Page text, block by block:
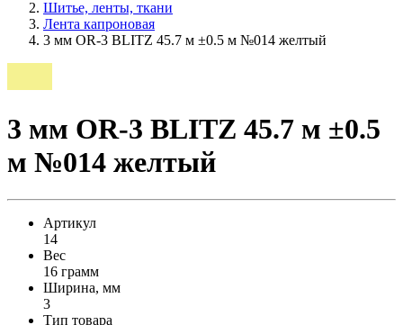
Шитье, ленты, ткани
Лента капроновая
3 мм OR-3 BLITZ 45.7 м ±0.5 м №014 желтый
3 мм OR-3 BLITZ 45.7 м ±0.5
м №014 желтый
Артикул
14
Вес
16 грамм
Ширина, мм
3
Тип товара